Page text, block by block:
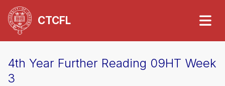
CTCFL
4th Year Further Reading 09HT Week
3